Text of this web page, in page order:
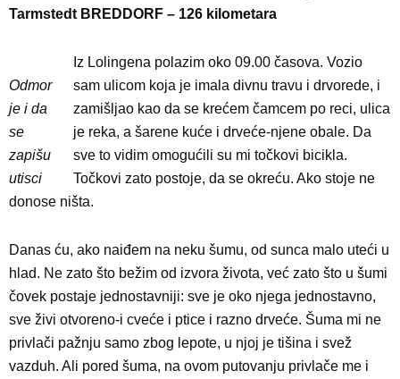
Tarmstedt BREDDORF – 126 kilometara
Odmor
je i da
se
zapišu
utisci
Iz Lolingena polazim oko 09.00 časova. Vozio
sam ulicom koja je imala divnu travu i drvorede, i
zamišljao kao da se krećem čamcem po reci, ulica
je reka, a šarene kuće i drveće-njene obale. Da
sve to vidim omogućili su mi točkovi bicikla.
Točkovi zato postoje, da se okreću. Ako stoje ne
donose ništa.
Danas ću, ako naiđem na neku šumu, od sunca malo uteći u
hlad. Ne zato što bežim od izvora života, već zato što u šumi
čovek postaje jednostavniji: sve je oko njega jednostavno,
sve živi otvoreno-i cveće i ptice i razno drveće. Šuma mi ne
privlači pažnju samo zbog lepote, u njoj je tišina i svež
vazduh. Ali pored šuma, na ovom putovanju privlače me i